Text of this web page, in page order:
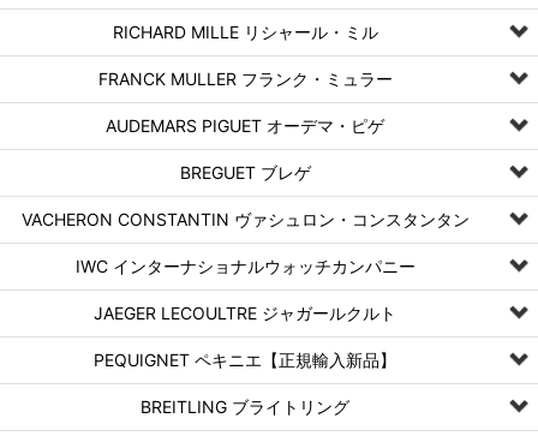
RICHARD MILLE リシャール・ミル
FRANCK MULLER フランク・ミュラー
AUDEMARS PIGUET オーデマ・ピゲ
BREGUET ブレゲ
VACHERON CONSTANTIN ヴァシュロン・コンスタンタン
IWC インターナショナルウォッチカンパニー
JAEGER LECOULTRE ジャガールクルト
PEQUIGNET ペキニエ【正規輸入新品】
BREITLING ブライトリング